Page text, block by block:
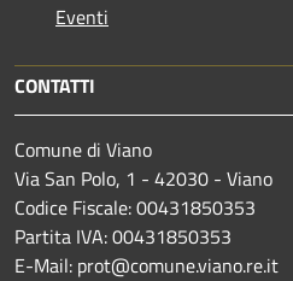
Eventi
CONTATTI
Comune di Viano
Via San Polo, 1 - 42030 - Viano
Codice Fiscale: 00431850353
Partita IVA: 00431850353
E-Mail: prot@comune.viano.re.it